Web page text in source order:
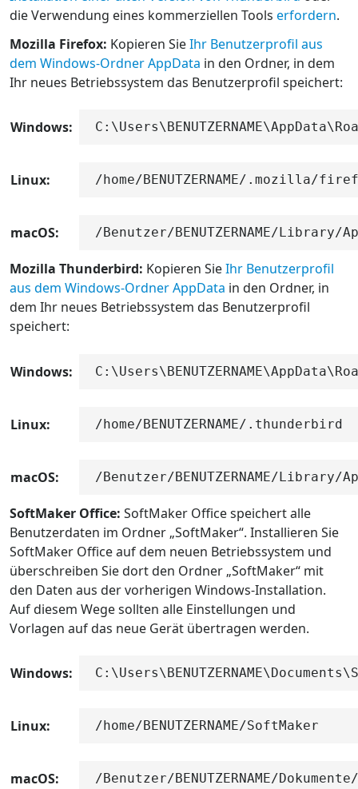
die Verwendung eines kommerziellen Tools erfordern.
Mozilla Firefox: Kopieren SieIhr Benutzerprofil aus
dem Windows-Ordner AppData in den Ordner, in dem
Ihr neues Betriebssystem das Benutzerprofil speichert:
Windows:
Linux: /home/BENUTZERNAME/.mozilla/
macOS: /Benutzer/BENUTZERNAME/
Mozilla Thunderbird: Kopieren SieIhr Benutzerprofil
aus dem Windows-Ordner AppData in den Ordner, in
dem Ihr neues Betriebssystem das Benutzerprofil
speichert:
Windows:
Linux: /home/BENUTZERNAME/.thunderbird
macOS: /Benutzer/BENUTZERNAME/
SoftMaker Office: SoftMaker Office speichert alle
Benutzerdaten im Ordner „SoftMaker“. Installieren Sie
SoftMaker Office auf dem neuen Betriebssystem und
überschreiben Sie dort den Ordner „SoftMaker“ mit
den Daten aus der vorherigen Windows-Installation.
Auf diesem Wege sollten alle Einstellungen und
Vorlagen auf das neue Gerät übertragen werden.
Windows:
Linux: /home/BENUTZERNAME/SoftMaker
macOS: /Benutzer/BENUTZERNAME/